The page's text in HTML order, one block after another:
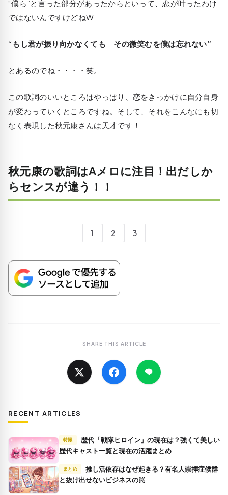
“僕ら”と言った部分があったからといって、恋が叶ったわけ
ではないんですけどねW
“もし君が振り向かなくても その微笑むを僕は忘れない”
とあるのでね・・・・笑。
この歌詞のいいところはやっぱり、恋をきっかけに自分自身
が変わっていくところですね。そして、それをこんなにも切
なく表現した秋元康さんは天才です！
秋元康の歌詞はAメロに注目！出だしか
らセンスが違う！！
1 2 3
SHARE THIS ARTICLE
RECENT ARTICLES
特撮
歴代キャスト一覧と現在の活躍まとめ
まとめ
推し活依存はなぜ起きる？有名人崇拝症候群
と抜け出せないビジネスの罠